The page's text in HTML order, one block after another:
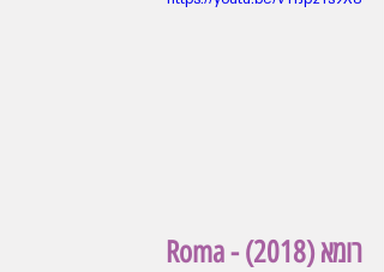
רומא (2018) - Roma